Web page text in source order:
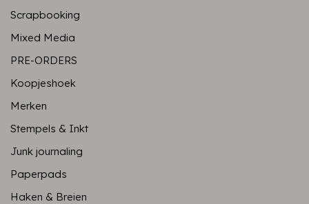
Scrapbooking
Mixed Media
PRE-ORDERS
Koopjeshoek
Merken
Stempels & Inkt
Junk journaling
Paperpads
Haken & Breien